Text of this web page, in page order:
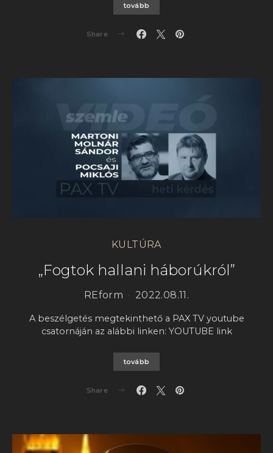
tovább
Share
KULTÚRA
„Fogtok hallani háborúkról”
REform 2022.08.11.
A beszélgetés megtekinthető a PAX TV youtube
csatornáján az alábbi linken: YOUTUBE link
tovább
Share